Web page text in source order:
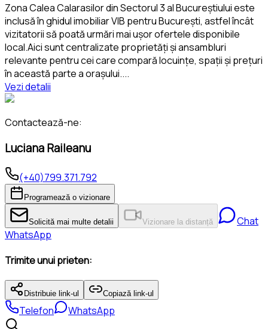
Zona Calea Calarasilor din Sectorul 3 al Bucureștiului este
inclusă în ghidul imobiliar VIB pentru București, astfel încât
vizitatorii să poată urmări mai ușor ofertele disponibile
local.Aici sunt centralizate proprietăți și ansambluri
relevante pentru cei care compară locuințe, spații și prețuri
în această parte a orașului....
Vezi detalii
Contactează-ne:
Luciana Raileanu
(+40)799.371.792
Programează o vizionare
Solicită mai multe detalii Vizionare la distanță
Chat
WhatsApp
Trimite unui prieten:
Distribuie link-ul Copiază link-ul
Telefon WhatsApp